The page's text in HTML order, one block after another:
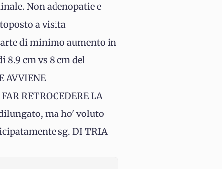
Non adenopatie e
a visita
di minimo aumento in
8.9 cm vs 8 cm del
AVVIENE
RETROCEDERE LA
dilungato, ma ho' voluto
sg. DI TRIA